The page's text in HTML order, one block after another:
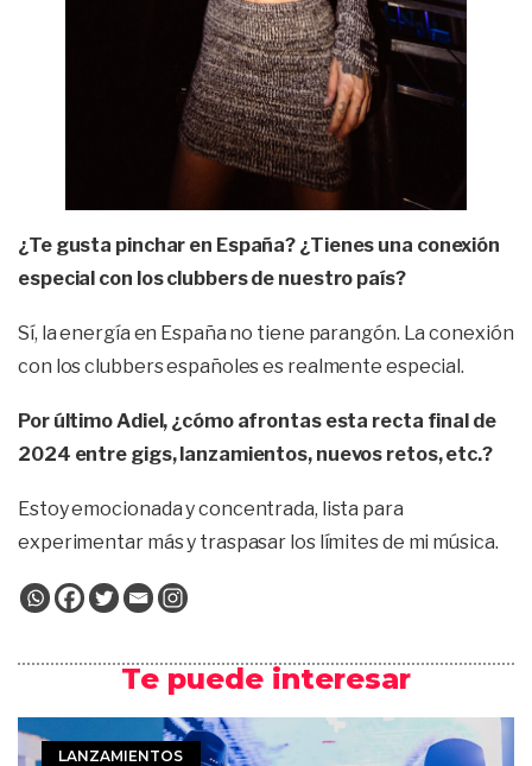
¿Te gusta pinchar en España? ¿Tienes una conexión
especial con los clubbers de nuestro país?
Sí, la energía en España no tiene parangón. La conexión
con los clubbers españoles es realmente especial.
Por último Adiel, ¿cómo afrontas esta recta final de
2024 entre gigs, lanzamientos, nuevos retos, etc.?
Estoy emocionada y concentrada, lista para
experimentar más y traspasar los límites de mi música.
Te puede interesar
LANZAMIENTOS